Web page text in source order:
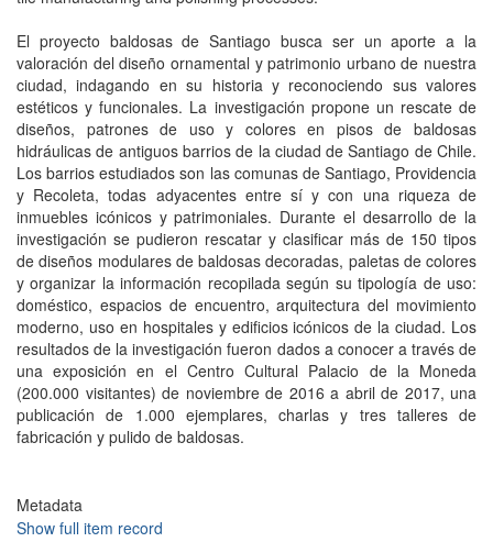
El proyecto baldosas de Santiago busca ser un aporte a la
valoración del diseño ornamental y patrimonio urbano de nuestra
ciudad, indagando en su historia y reconociendo sus valores
estéticos y funcionales. La investigación propone un rescate de
diseños, patrones de uso y colores en pisos de baldosas
hidráulicas de antiguos barrios de la ciudad de Santiago de Chile.
Los barrios estudiados son las comunas de Santiago, Providencia
y Recoleta, todas adyacentes entre sí y con una riqueza de
inmuebles icónicos y patrimoniales. Durante el desarrollo de la
investigación se pudieron rescatar y clasificar más de 150 tipos
de diseños modulares de baldosas decoradas, paletas de colores
y organizar la información recopilada según su tipología de uso:
doméstico, espacios de encuentro, arquitectura del movimiento
moderno, uso en hospitales y edificios icónicos de la ciudad. Los
resultados de la investigación fueron dados a conocer a través de
una exposición en el Centro Cultural Palacio de la Moneda
(200.000 visitantes) de noviembre de 2016 a abril de 2017, una
publicación de 1.000 ejemplares, charlas y tres talleres de
fabricación y pulido de baldosas.
Metadata
Show full item record